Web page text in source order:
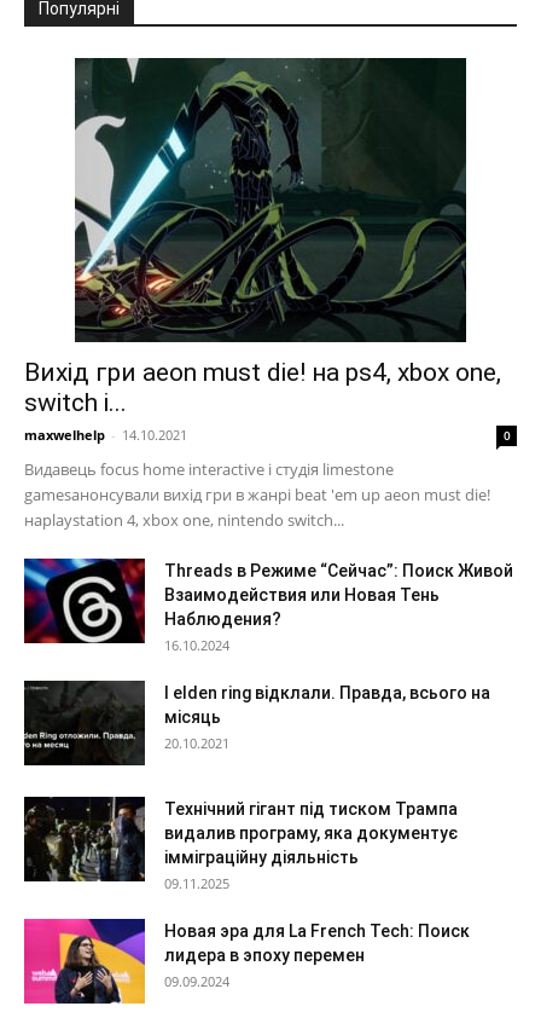
Популярні
Вихід гри aeon must die! на ps4, xbox one,
switch і...
maxwelhelp - 14.10.2021 0
Видавець focus home interactive і студія limestone
gamesанонсували вихід гри в жанрі beat 'em up aeon must die!
наplaystation 4, xbox one, nintendo switch...
Threads в Режиме “Сейчас”: Поиск Живой
Взаимодействия или Новая Тень
Наблюдения?
16.10.2024
І elden ring відклали. Правда, всього на
місяць
20.10.2021
Технічний гігант під тиском Трампа
видалив програму, яка документує
імміграційну діяльність
09.11.2025
Новая эра для La French Tech: Поиск
лидера в эпоху перемен
09.09.2024